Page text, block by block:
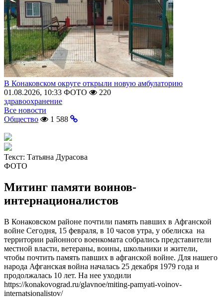
В Конаковском округе открыли новую амбулаторию
01.08.2026, 10:33 ФОТО
220
здравоохранение
Все новости
Общество
1 588
Текст: Татьяна Дурасова
ФОТО
Митинг памяти воинов-
интернационалистов
В Конаковском районе почтили память павших в Афганской
войне Сегодня, 15 февраля, в 10 часов утра, у обелиска на
территории районного военкомата собрались представители
местной власти, ветераны, воины, школьники и жители,
чтобы почтить память павших в афганской войне. Для нашего
народа Афганская война началась 25 декабря 1979 года и
продолжалась 10 лет. На нее уходили
https://konakovograd.ru/glavnoe/miting-pamyati-voinov-
internatsionalistov/